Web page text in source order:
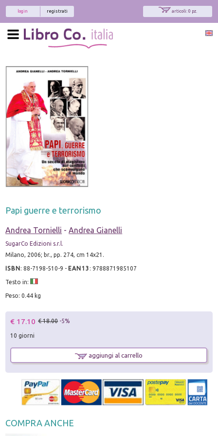
articoli: 0 pz.
registrati
login
Papi guerre e terrorismo
Andrea Tornielli -Andrea Gianelli
SugarCo Edizioni s.r.l.
Milano, 2006; br., pp. 274, cm 14x21.
ISBN:88-7198-510-9 - EAN13 :9788871985107
Testo in:
Peso: 0.44 kg
€ 17.10 € 18.00 -5%
10 giorni
aggiungi al carrello
COMPRA ANCHE